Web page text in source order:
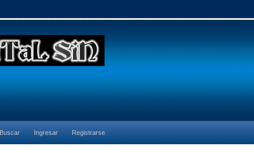
Buscar Ingresar Registrarse